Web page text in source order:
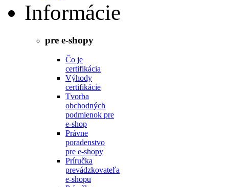
Informácie
pre e-shopy
Čo je
certifikácia
Výhody
certifikácie
Tvorba
obchodných
podmienok pre
e-shop
Právne
poradenstvo
pre e-shopy
Príručka
prevádzkovateľa
e-shopu